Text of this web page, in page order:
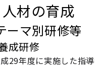
材の育成
マ別研修等
成研修
29年度に実施した指